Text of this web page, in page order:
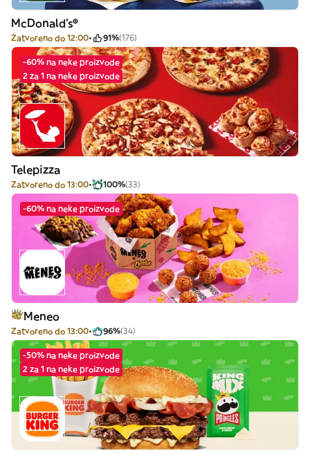
McDonald's®
Zatvoreno do 12:00 91%(176)
-60% na neke proizvode
2 za 1 na neke proizvode
Telepizza
Zatvoreno do 13:00 100%(33)
-60% na neke proizvode
Meneo
Zatvoreno do 13:00 96%(34)
-50% na neke proizvode
2 za 1 na neke proizvode